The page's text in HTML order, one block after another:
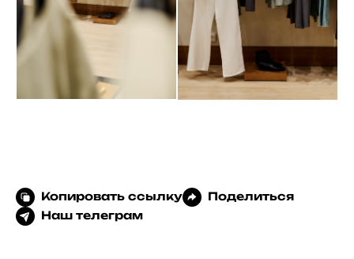
Копировать ссылку
Поделиться
Наш телеграм